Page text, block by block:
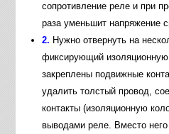
сопротивление реле и при
раза уменьшит напряжение
2. Нужно отвернуть на
фиксирующий изоляционную
закреплены подвижные
удалить толстый провод,
контакты (изоляционную
выводами реле. Вместо него